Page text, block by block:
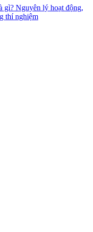
gì? Nguyên lý hoạt động,
thí nghiệm